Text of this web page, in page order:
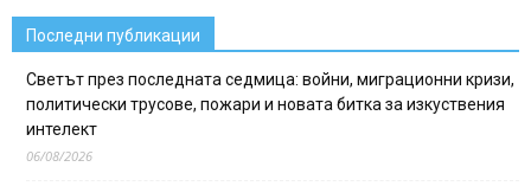
Последни публикации
Светът през последната седмица: войни, миграционни кризи,
политически трусове, пожари и новата битка за изкуствения
интелект
06/08/2026